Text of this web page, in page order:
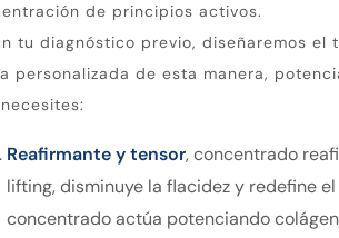
de principios activos.
tu diagnóstico previo, diseñaremos el
personalizada de esta manera,
Reafirmante y tensor, concentrado
lifting, disminuye la flacidez y redefine
concentrado actúa potenciando